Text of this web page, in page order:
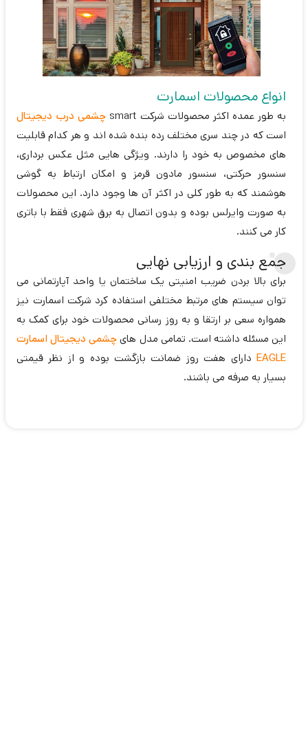
انواع محصولات اسمارت
به طور عمده اکثر محصولات شرکت smart
چشمی درب دیجیتال
است که در چند سری مختلف رده بنده شده اند و هر کدام قابلیت
های مخصوص به خود را دارند. ویژگی هایی مثل عکس برداری،
سنسور حرکتی، سنسور مادون قرمز و امکان ارتباط به گوشی
هوشمند که به طور کلی در اکثر آن ها وجود دارد. این محصولات
به صورت وایرلس بوده و بدون اتصال به برق شهری فقط با باتری
کار می کنند.
جمع بندی و ارزیابی نهایی
برای بالا بردن ضریب امنیتی یک ساختمان یا واحد آپارتمانی می
توان سیستم های مرتبط مختلفی استفاده کرد شرکت اسمارت نیز
همواره سعی بر ارتقا و به روز رسانی محصولات خود برای کمک به
این مسئله داشته است. تمامی مدل هایچشمی دیجیتال اسمارت
EAGLE دارای هفت روز ضمانت بازگشت بوده و از نظر قیمتی
بسیار به صرفه می باشند.